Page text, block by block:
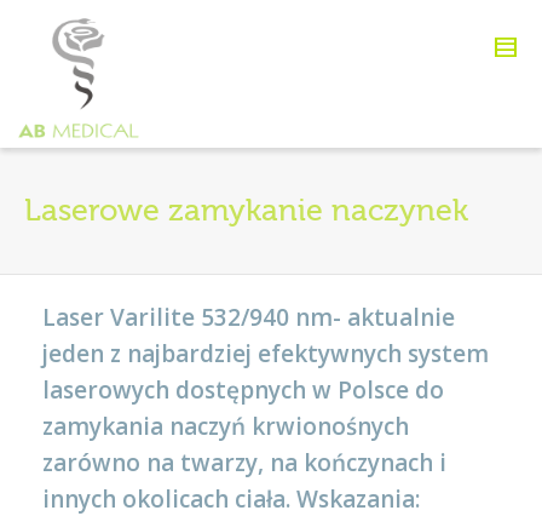
Laserowe zamykanie naczynek
Laser Varilite 532/940 nm- aktualnie
jeden z najbardziej efektywnych system
laserowych dostępnych w Polsce do
zamykania naczyń krwionośnych
zarówno na twarzy, na kończynach i
innych okolicach ciała. Wskazania: